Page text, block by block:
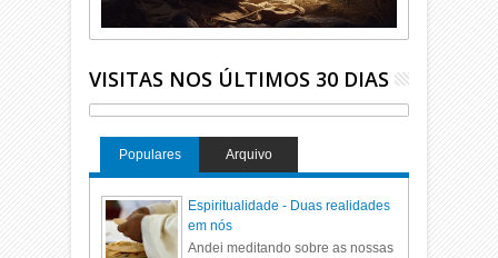
VISITAS NOS ÚLTIMOS 30 DIAS
Populares Arquivo
Espiritualidade - Duas realidades
em nós
Andei meditando sobre as nossas